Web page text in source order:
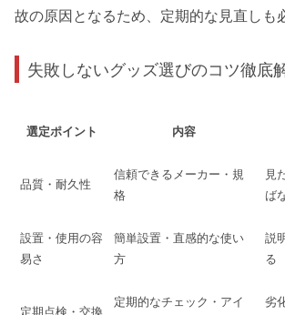
故の原因となるため、定期的な見直しも
失敗しないグッズ選びのコツ徹底
選定ポイント 内容
品質・耐久性
信頼できるメーカー・規
格
見
ば
設置・使用の容
易さ
簡単設置・直感的な使い
方
説
る
定期点検・交換
定期的なチェック・アイ 劣